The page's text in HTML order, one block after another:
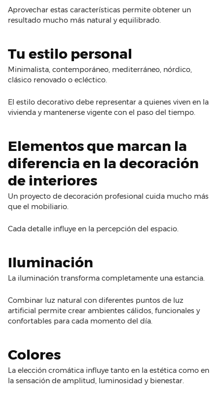
Aprovechar estas características permite obtener un
resultado mucho más natural y equilibrado.
Tu estilo personal
Minimalista, contemporáneo, mediterráneo, nórdico,
clásico renovado o ecléctico.
El estilo decorativo debe representar a quienes viven en la
vivienda y mantenerse vigente con el paso del tiempo.
Elementos que marcan la
diferencia en la decoración
de interiores
Un proyecto de decoración profesional cuida mucho más
que el mobiliario.
Cada detalle influye en la percepción del espacio.
Iluminación
La iluminación transforma completamente una estancia.
Combinar luz natural con diferentes puntos de luz
artificial permite crear ambientes cálidos, funcionales y
confortables para cada momento del día.
Colores
La elección cromática influye tanto en la estética como en
la sensación de amplitud, luminosidad y bienestar.